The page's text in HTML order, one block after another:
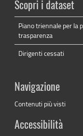
Scopri i dataset
Piano triennale per la
trasparenza
Dirigenti cessati
Navigazione
Contenuti più visti
Accessibilità